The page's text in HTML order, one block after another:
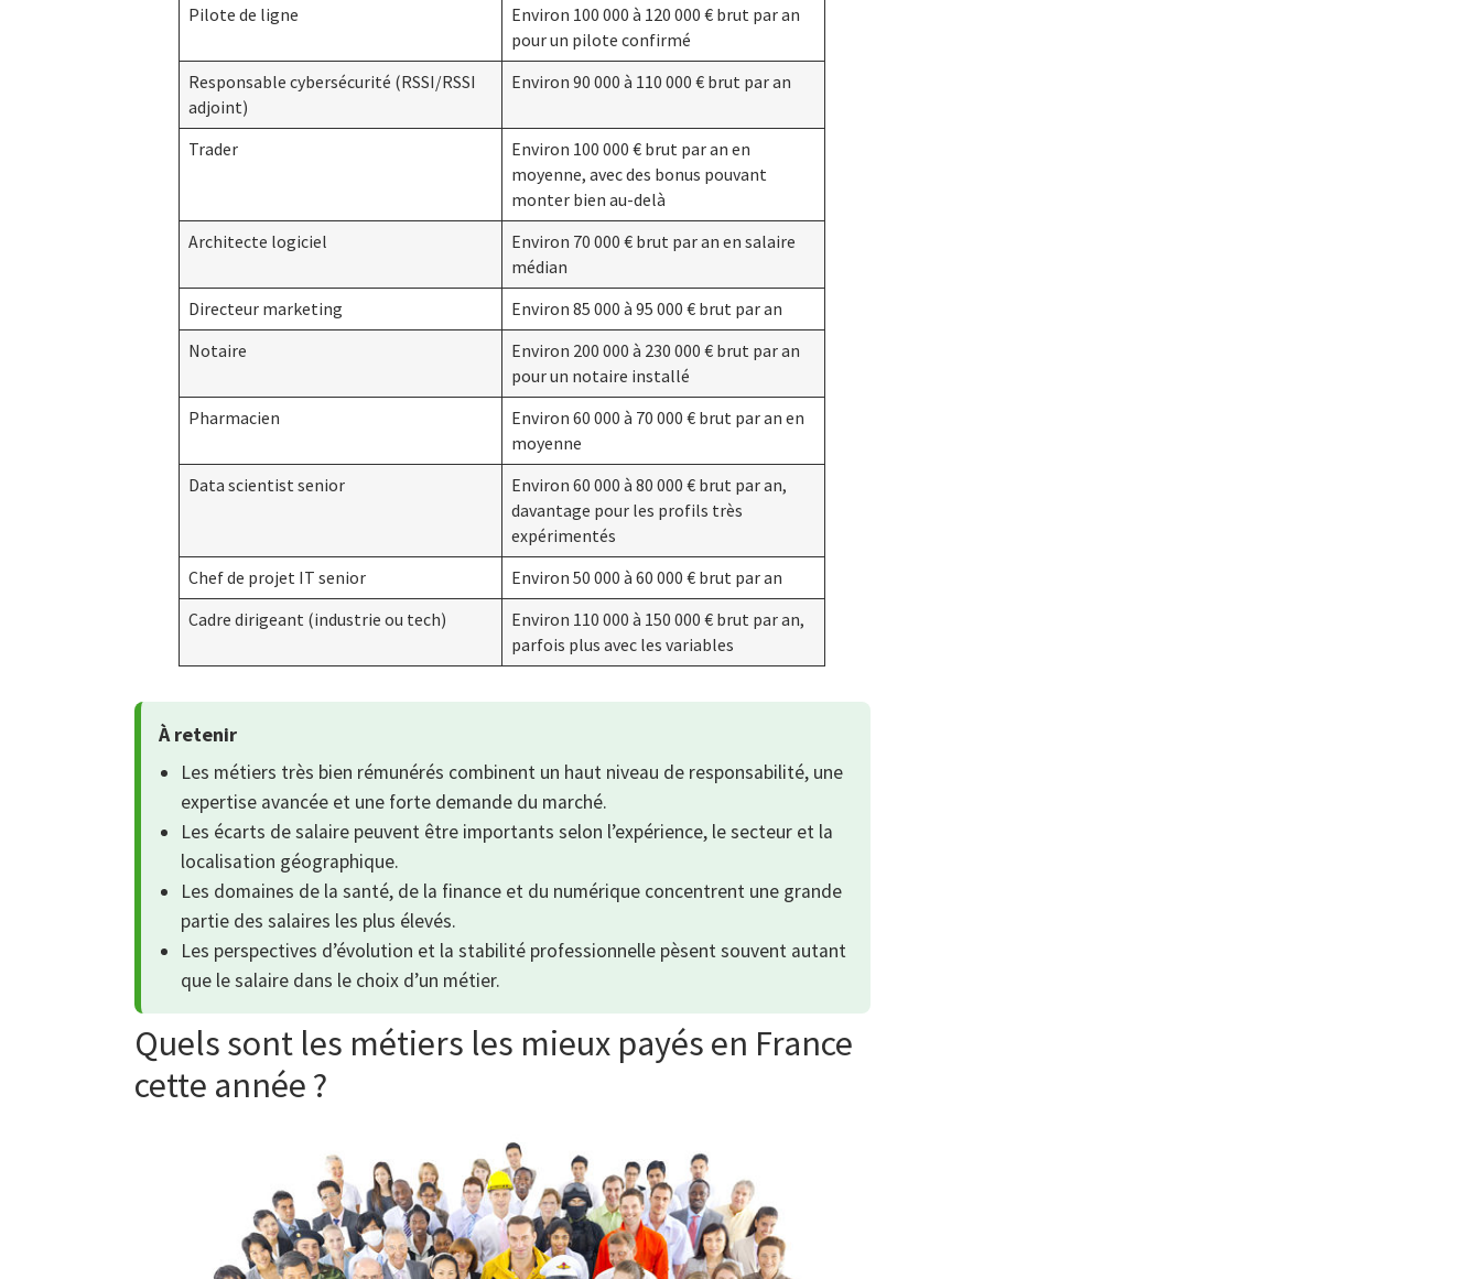
Pilote de ligne
Environ 100 000 à 120 000 € brut par an
pour un pilote confirmé
Responsable cybersécurité (RSSI/RSSI
adjoint)
Environ 90 000 à 110 000 € brut par an
Trader
Environ 100 000 € brut par an en
moyenne, avec des bonus pouvant
monter bien au-delà
Architecte logiciel
Environ 70 000 € brut par an en salaire
médian
Directeur marketing
Environ 85 000 à 95 000 € brut par an
Notaire
Environ 200 000 à 230 000 € brut par an
pour un notaire installé
Pharmacien
Environ 60 000 à 70 000 € brut par an en
moyenne
Data scientist senior
Environ 60 000 à 80 000 € brut par an,
davantage pour les profils très
expérimentés
Chef de projet IT senior
Environ 50 000 à 60 000 € brut par an
Cadre dirigeant (industrie ou tech)
Environ 110 000 à 150 000 € brut par an,
parfois plus avec les variables
À retenir
Les métiers très bien rémunérés combinent un haut niveau de responsabilité, une
expertise avancée et une forte demande du marché.
Les écarts de salaire peuvent être importants selon l’expérience, le secteur et la
localisation géographique.
Les domaines de la santé, de la finance et du numérique concentrent une grande
partie des salaires les plus élevés.
Les perspectives d’évolution et la stabilité professionnelle pèsent souvent autant
que le salaire dans le choix d’un métier.
Quels sont les métiers les mieux payés en France
cette année ?